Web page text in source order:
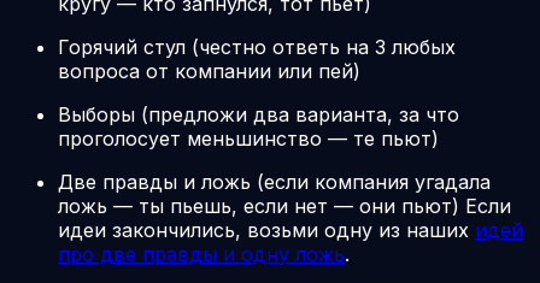
Горячий стул (честно ответь на 3 любых
вопроса от компании или пей)
Выборы (предложи два варианта, за что
проголосует меньшинство — те пьют)
Две правды и ложь (если компания угадала
ложь — ты пьешь, если нет — они пьют) Если
идеи закончились, возьми одну из наших идей
про две правды и одну ложь.